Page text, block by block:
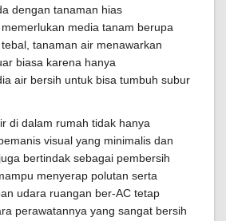
dengan tanaman hias
media tanam berupa
tanaman air menawarkan
biasa karena hanya
air bersih untuk bisa tumbuh subur
di dalam rumah tidak hanya
visual yang minimalis dan
bertindak sebagai pembersih
menyerap polutan serta
udara ruangan ber-AC tetap
perawatannya yang sangat bersih